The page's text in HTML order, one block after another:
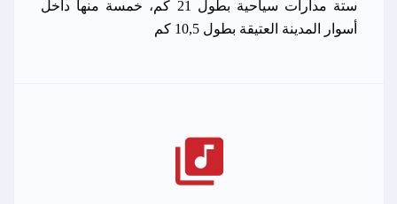
ستة مدارات سياحية بطول 21 كم، خمسة منها داخل
أسوار المدينة العتيقة بطول 10,5 كم